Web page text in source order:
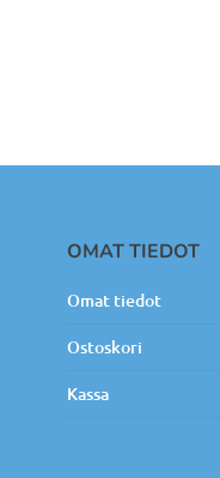
OMAT TIEDOT
Omat tiedot
Ostoskori
Kassa